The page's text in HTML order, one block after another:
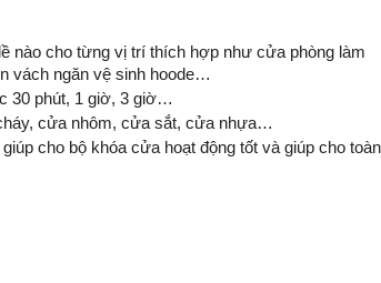
nào cho từng vị trí thích hợp như cửa phòng làm
vách ngăn vệ sinh hoode…
30 phút, 1 giờ, 3 giờ…
cửa nhôm, cửa sắt, cửa nhựa…
cho bộ khóa cửa hoạt động tốt và giúp cho toàn